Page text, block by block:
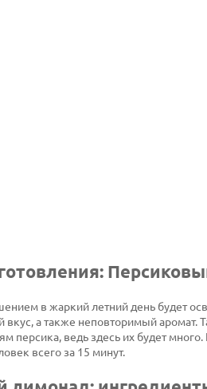
в жаркий летний день будет
а также неповторимый аромат.
персика, ведь здесь их будет
всего за 15 минут.